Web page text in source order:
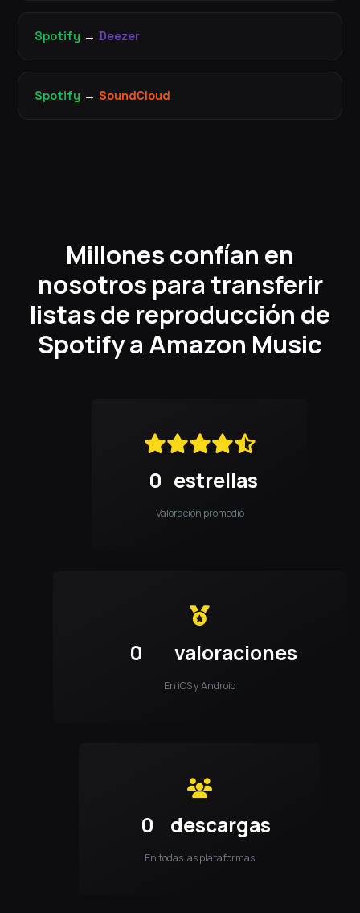
Spotify → Deezer
Spotify → SoundCloud
Millones confían en
nosotros para transferir
listas de reproducción de
Spotify a Amazon Music
0 estrellas
Valoración promedio
0 valoraciones
En iOS y Android
0 descargas
En todas las plataformas